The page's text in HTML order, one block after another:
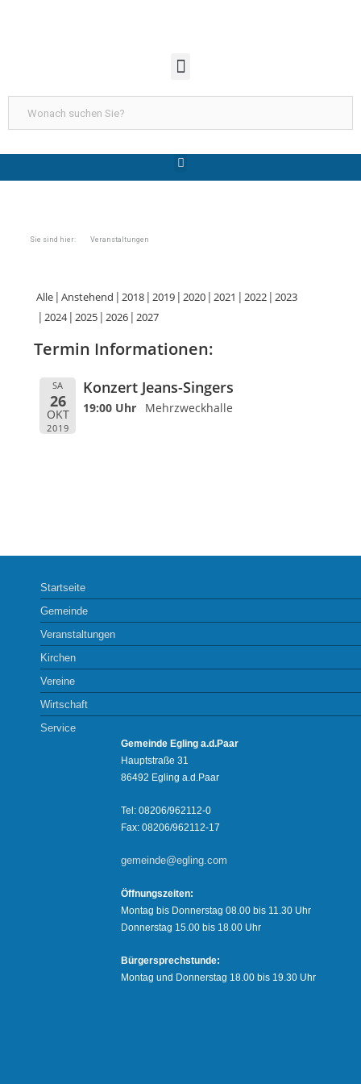
Sie sind hier: Veranstaltungen
Alle Anstehend 2018 2019 2020 2021 2022
2023
2024 2025 2026 2027
Termin Informationen:
SA
26
OKT
2019
Konzert Jeans-Singers
19:00 Uhr Mehrzweckhalle
Startseite
Gemeinde
Veranstaltungen
Kirchen
Vereine
Wirtschaft
Service
Gemeinde Egling a.d.Paar
Hauptstraße 31
86492 Egling a.d.Paar
Tel: 08206/962112-0
Fax: 08206/962112-17
gemeinde@egling.com
Öffnungszeiten:
Montag bis Donnerstag 08.00 bis 11.30 Uhr
Donnerstag 15.00 bis 18.00 Uhr
Bürgersprechstunde:
Montag und Donnerstag 18.00 bis 19.30 Uhr